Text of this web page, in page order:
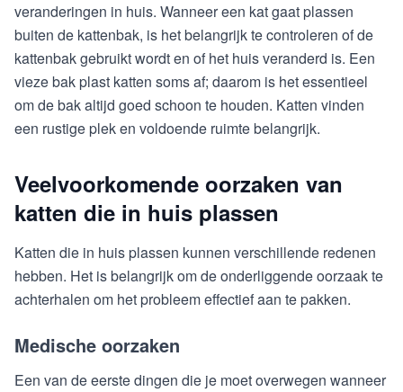
veranderingen in huis. Wanneer een kat gaat plassen
buiten de kattenbak, is het belangrijk te controleren of de
kattenbak gebruikt wordt en of het huis veranderd is. Een
vieze bak plast katten soms af; daarom is het essentieel
om de bak altijd goed schoon te houden. Katten vinden
een rustige plek en voldoende ruimte belangrijk.
Veelvoorkomende oorzaken van
katten die in huis plassen
Katten die in huis plassen kunnen verschillende redenen
hebben. Het is belangrijk om de onderliggende oorzaak te
achterhalen om het probleem effectief aan te pakken.
Medische oorzaken
Een van de eerste dingen die je moet overwegen wanneer